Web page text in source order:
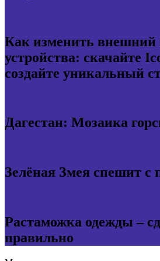
Как изменить внешний
устройства: скачайте
создайте уникальный
Дагестан: Мозаика
Зелёная Змея спешит с
Растаможка одежды –
правильно